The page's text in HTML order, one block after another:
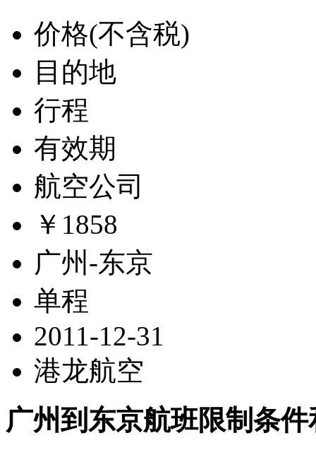
价格(不含税)
目的地
行程
有效期
航空公司
￥1858
广州-东京
单程
2011-12-31
港龙航空
广州到东京航班限制条